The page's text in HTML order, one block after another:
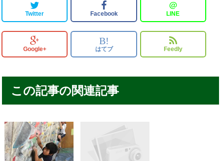
Twitter Facebook
＠
LINE
Google+
B!
はてブ Feedly
この記事の関連記事